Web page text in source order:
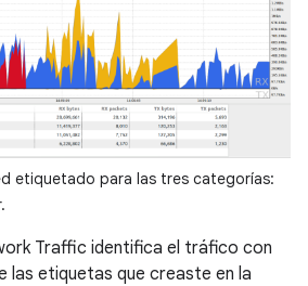
etiquetado para las tres categorías:
Traffic identifica el tráfico con
las etiquetas que creaste en la